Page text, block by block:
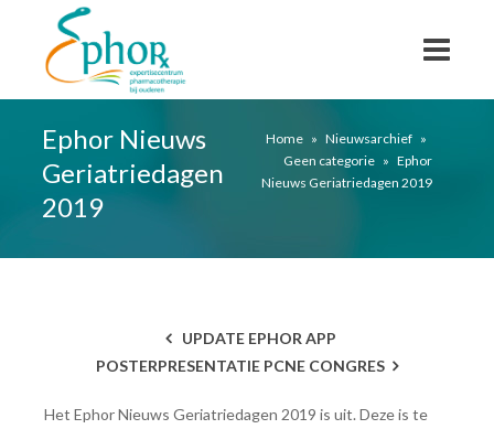
Ephor Nieuws
Geriatriedagen
2019
Home » Nieuwsarchief »
Geen categorie » Ephor
Nieuws Geriatriedagen 2019
UPDATE EPHOR APP
POSTERPRESENTATIE PCNE CONGRES
Het Ephor Nieuws Geriatriedagen 2019 is uit. Deze is te